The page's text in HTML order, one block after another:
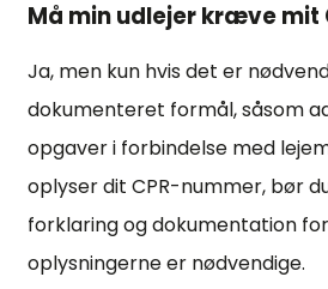
Må min udlejer kræve mit
Ja, men kun hvis det er
dokumenteret formål, såsom
opgaver i forbindelse med
oplyser dit CPR-nummer, bør
forklaring og dokumentation
oplysningerne er nødvendige.